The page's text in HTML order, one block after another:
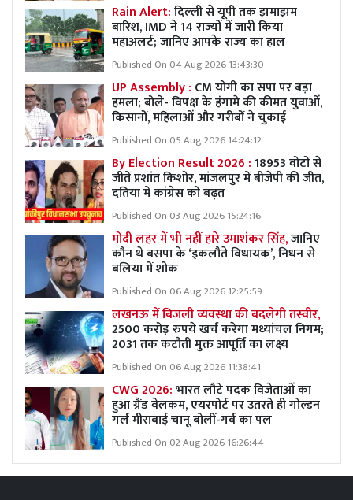
Rain Alert:दिल्ली से यूपी तक झमाझम
बारिश, IMD ने 14 राज्यों में जारी किया
महाअलर्ट; जानिए आपके राज्य का हाल
Published On 04 Aug 2026 13:43:30
UP Assembly : CM योगी का सपा पर बड़ा
हमला; बोले- विपक्ष के हंगामे की कीमत युवाओं,
किसानों, महिलाओं और गरीबों ने चुकाई
Published On 05 Aug 2026 14:24:12
By Election Result 2026 :18953 वोटों से
जीतें प्रशांत किशोर, मांजलपुर में बीजेपी की जीत,
दतिया में कांग्रेस को बढ़त
Published On 03 Aug 2026 15:24:16
मोदी लहर में भी नहीं हारे उमाशंकर सिंह,जानिए
कौन थे बसपा के ‘इकलौते विधायक’, निधन से
बलिया में शोक
Published On 06 Aug 2026 12:25:59
लखनऊ में बिजली व्यवस्था की बदलेगी तस्वीर,
2500 करोड़ रुपये खर्च करेगा मध्यांचल निगम;
2031 तक कटौती मुक्त आपूर्ति का लक्ष्य
Published On 06 Aug 2026 11:38:41
CWG 2026:भारत लौटे पदक विजेताओं का
हुआ ग्रैंड वेलकम, एयरपोर्ट पर उतरते ही गोल्डन
गर्ल मीराबाई चानू बोलीं-गर्व का पल
Published On 02 Aug 2026 16:26:44